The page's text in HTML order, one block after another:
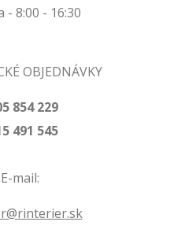
- 8:00 - 16:30
OBJEDNÁVKY
854 229
491 545
E-mail: